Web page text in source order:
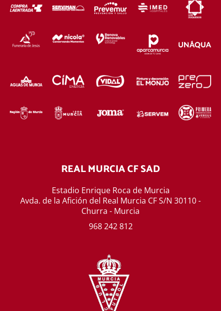
REAL MURCIA CF SAD
Estadio Enrique Roca de Murcia
Avda. de la Afición del Real Murcia CF S/N 30110 -
Churra - Murcia
968 242 812